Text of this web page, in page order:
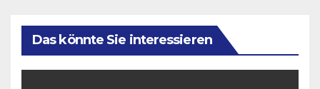
Das könnte Sie interessieren